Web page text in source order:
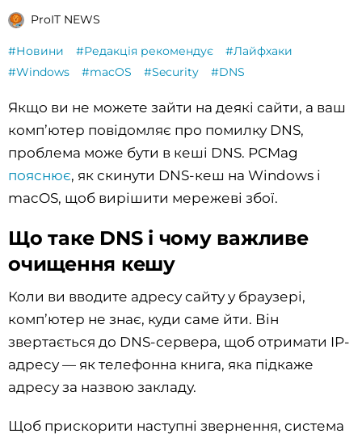
ProIT NEWS
#Новини #Редакція рекомендує
#Лайфхаки
#Windows
#macOS #Security #DNS
Якщо ви не можете зайти на деякі сайти, а ваш
комп’ютер повідомляє про помилку DNS,
проблема може бути в кеші DNS. PCMag
пояснює, як скинути DNS-кеш на Windows і
macOS, щоб вирішити мережеві збої.
Що таке DNS і чому важливе
очищення кешу
Коли ви вводите адресу сайту у браузері,
комп’ютер не знає, куди саме йти. Він
звертається до DNS-сервера, щоб отримати IP-
адресу — як телефонна книга, яка підкаже
адресу за назвою закладу.
Щоб прискорити наступні звернення, система